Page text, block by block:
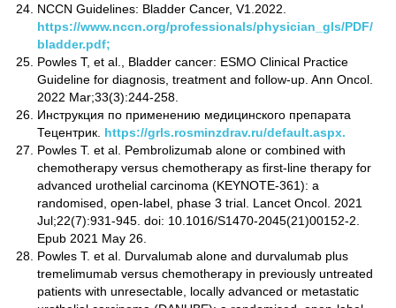
NCCN Guidelines: Bladder Cancer, V1.2022.
https://www.nccn.org/professionals/physician_gls/PDF/
bladder.pdf;
Powles T, et al., Bladder cancer: ESMO Clinical Practice
Guideline for diagnosis, treatment and follow-up. Ann Oncol.
2022 Mar;33(3):244-258.
Инструкция по применению медицинского препарата
Тецентрик. https://grls.rosminzdrav.ru/default.aspx.
Powles T. et al. Pembrolizumab alone or combined with
chemotherapy versus chemotherapy as first-line therapy for
advanced urothelial carcinoma (KEYNOTE-361): a
randomised, open-label, phase 3 trial. Lancet Oncol. 2021
Jul;22(7):931-945. doi: 10.1016/S1470-2045(21)00152-2.
Epub 2021 May 26.
Powles T. et al. Durvalumab alone and durvalumab plus
tremelimumab versus chemotherapy in previously untreated
patients with unresectable, locally advanced or metastatic